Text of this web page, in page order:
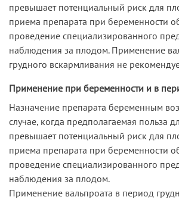
превышает потенциальный риск для
приема препарата при беременности
проведение специализированного
наблюдения за плодом. Применение
грудного вскармливания не
Применение при беременности и в
Назначение препарата беременным
случае, когда предполагаемая польза
превышает потенциальный риск для
приема препарата при беременности
проведение специализированного
наблюдения за плодом.
Применение вальпроата в период